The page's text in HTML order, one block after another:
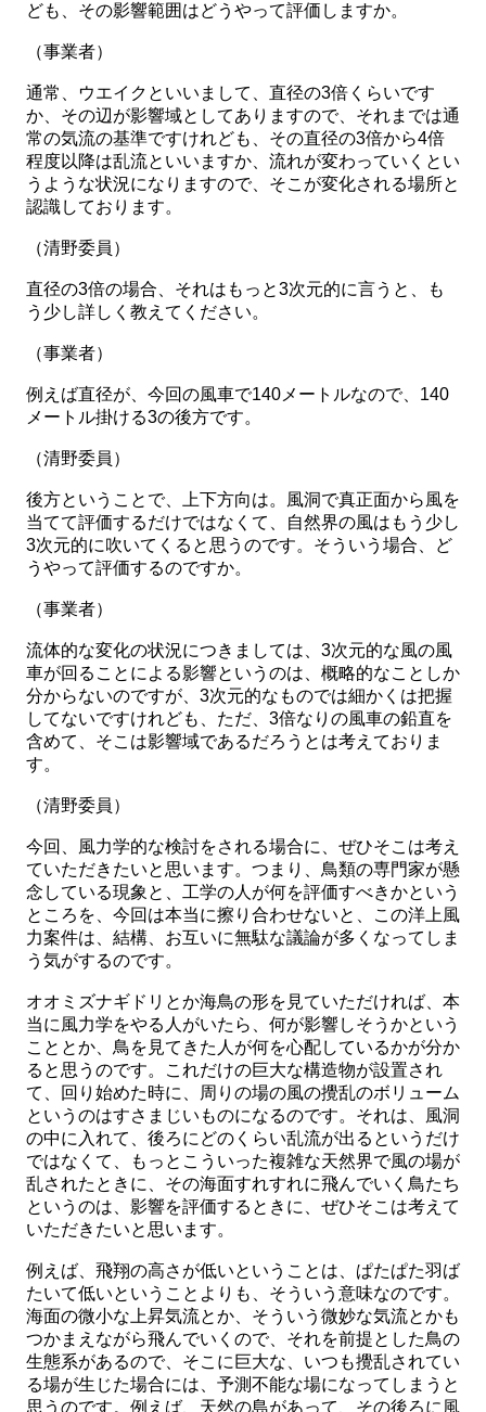
ども、その影響範囲はどうやって評価しますか。
（事業者）
通常、ウエイクといいまして、直径の3倍くらいです
か、その辺が影響域としてありますので、それまでは通
常の気流の基準ですけれども、その直径の3倍から4倍
程度以降は乱流といいますか、流れが変わっていくとい
うような状況になりますので、そこが変化される場所と
認識しております。
（清野委員）
直径の3倍の場合、それはもっと3次元的に言うと、も
う少し詳しく教えてください。
（事業者）
例えば直径が、今回の風車で140メートルなので、140
メートル掛ける3の後方です。
（清野委員）
後方ということで、上下方向は。風洞で真正面から風を
当てて評価するだけではなくて、自然界の風はもう少し
3次元的に吹いてくると思うのです。そういう場合、ど
うやって評価するのですか。
（事業者）
流体的な変化の状況につきましては、3次元的な風の風
車が回ることによる影響というのは、概略的なことしか
分からないのですが、3次元的なものでは細かくは把握
してないですけれども、ただ、3倍なりの風車の鉛直を
含めて、そこは影響域であるだろうとは考えておりま
す。
（清野委員）
今回、風力学的な検討をされる場合に、ぜひそこは考え
ていただきたいと思います。つまり、鳥類の専門家が懸
念している現象と、工学の人が何を評価すべきかという
ところを、今回は本当に擦り合わせないと、この洋上風
力案件は、結構、お互いに無駄な議論が多くなってしま
う気がするのです。
オオミズナギドリとか海鳥の形を見ていただければ、本
当に風力学をやる人がいたら、何が影響しそうかという
こととか、鳥を見てきた人が何を心配しているかが分か
ると思うのです。これだけの巨大な構造物が設置され
て、回り始めた時に、周りの場の風の攪乱のボリューム
というのはすさまじいものになるのです。それは、風洞
の中に入れて、後ろにどのくらい乱流が出るというだけ
ではなくて、もっとこういった複雑な天然界で風の場が
乱されたときに、その海面すれすれに飛んでいく鳥たち
というのは、影響を評価するときに、ぜひそこは考えて
いただきたいと思います。
例えば、飛翔の高さが低いということは、ぱたぱた羽ば
たいて低いということよりも、そういう意味なのです。
海面の微小な上昇気流とか、そういう微妙な気流とかも
つかまえながら飛んでいくので、それを前提とした鳥の
生態系があるので、そこに巨大な、いつも攪乱されてい
る場が生じた場合には、予測不能な場になってしまうと
思うのです。例えば、天然の島があって、その後ろに風